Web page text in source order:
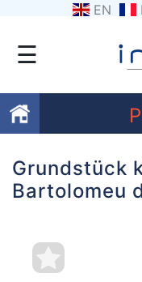
EN
☰
Favoriten
Kontaktiere
Grundstück
Bartolomeu